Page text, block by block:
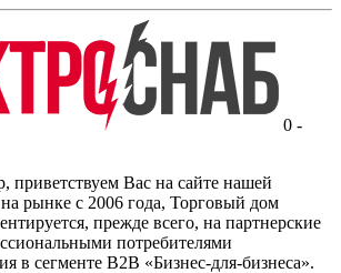
0 -
приветствуем Вас на сайте нашей
рынке с 2006 года, Торговый дом
прежде всего, на партнерские
потребителями
в сегменте B2B «Бизнес-для-бизнеса».